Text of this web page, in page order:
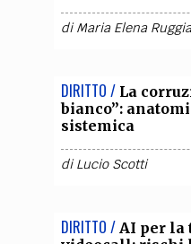
diMaria Elena
DIRITTO / La
bianco”:
sistemica
diLucio Scotti
DIRITTO / AI per la